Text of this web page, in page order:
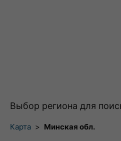
Выбор региона для
Карта > Минская обл.